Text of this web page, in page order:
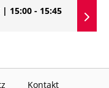
| 15:00 - 15:45
Kontakt